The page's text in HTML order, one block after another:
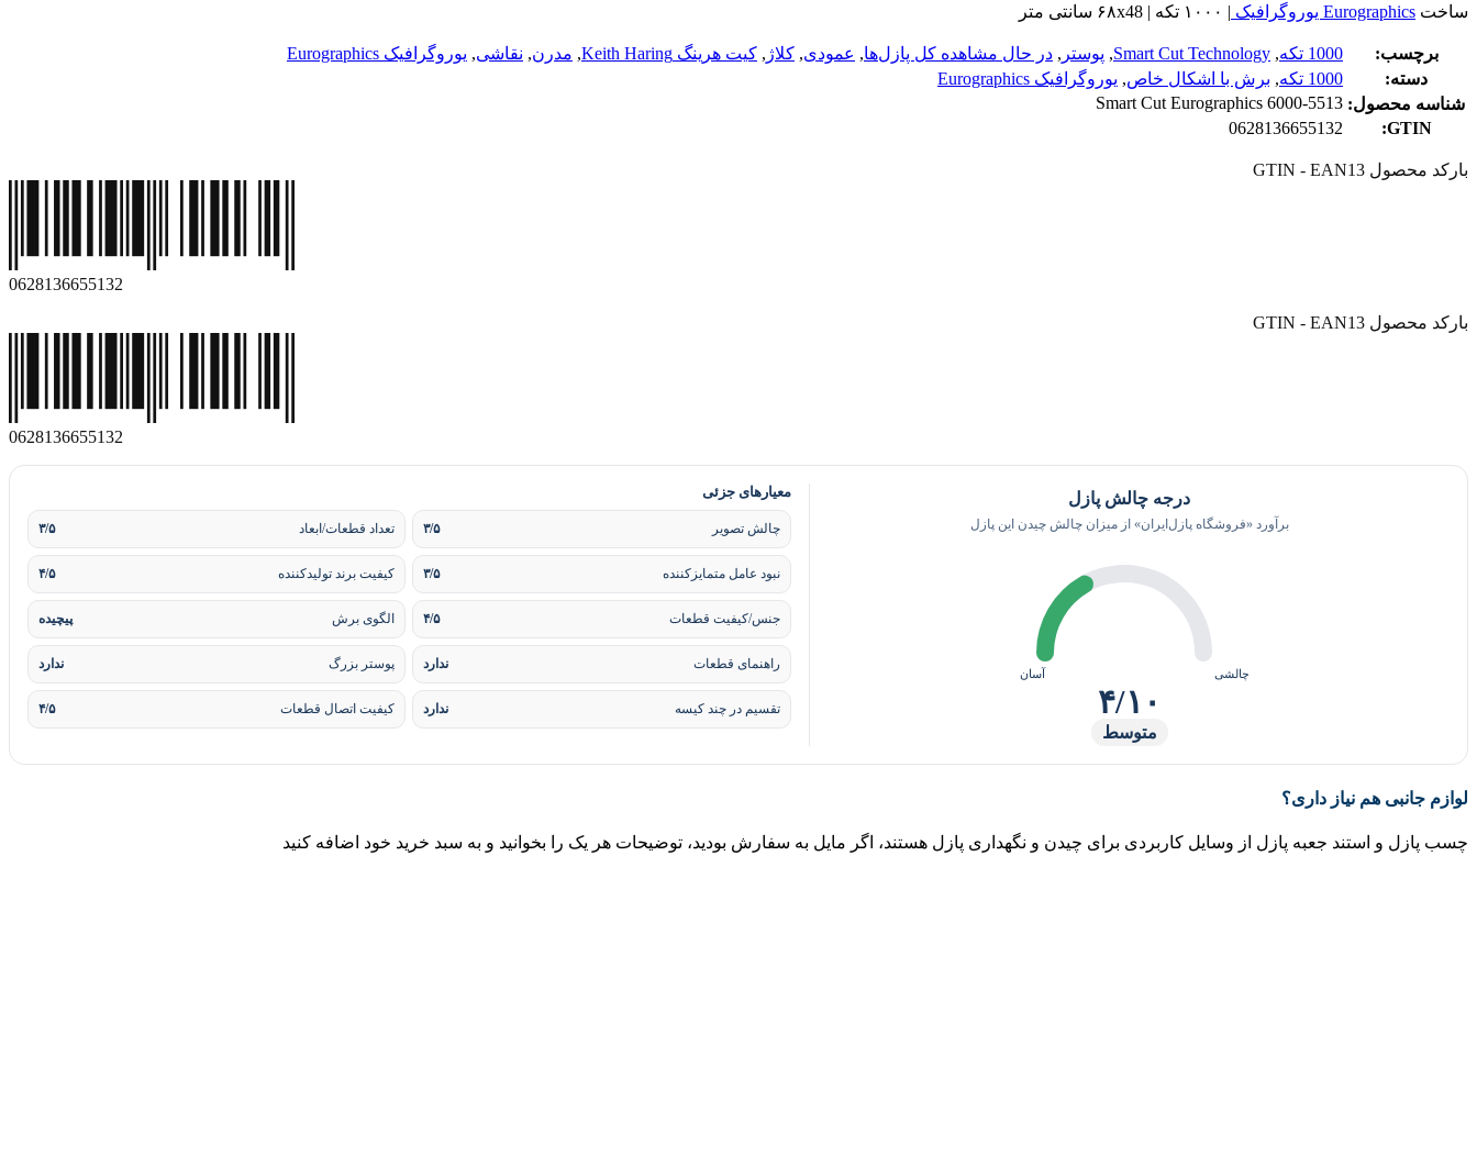
کلاژ
هرینگ
اسمارت
کات
ساخت Eurographics یوروگرافیک | ۱۰۰۰ تکه | ۶۸x48 سانتی متر
برچسب: 1000 تکه ,
Smart Cut Technology
, پوستر , در حال مشاهده کل پازل‌ها, عمودی, کلاژ , کیت هرینگ Keith Haring , مدرن, نقاشی, یوروگرافیک Eurographics
دسته:
1000 تکه , برش با اشکال خاص, یوروگرافیک Eurographics
شناسه محصول: Smart Cut Eurographics 6000-5513
GTIN:
0628136655132
بارکد محصول GTIN - EAN13
0628136655132
بارکد محصول GTIN - EAN13
0628136655132
درجه چالش پازل
برآورد «فروشگاه پازل‌ایران» از میزان چالش چیدن این پازل
آسان چالشی
۴/۱۰
متوسط
معیارهای جزئی
چالش تصویر ۳/۵ تعداد قطعات/ابعاد ۳/۵
نبود عامل متمایزکننده ۳/۵ کیفیت برند تولیدکننده ۴/۵
جنس/کیفیت قطعات ۴/۵ الگوی برش پیچیده
راهنمای قطعات ندارد پوستر بزرگ ندارد
تقسیم در چند کیسه ندارد کیفیت اتصال قطعات ۴/۵
لوازم جانبی هم نیاز داری؟
چسب پازل و استند جعبه پازل از وسایل کاربردی برای چیدن و نگهداری پازل هستند، اگر مایل به سفارش بودید، توضیحات هر یک را بخوانید و به سبد خرید خود اضافه کنید